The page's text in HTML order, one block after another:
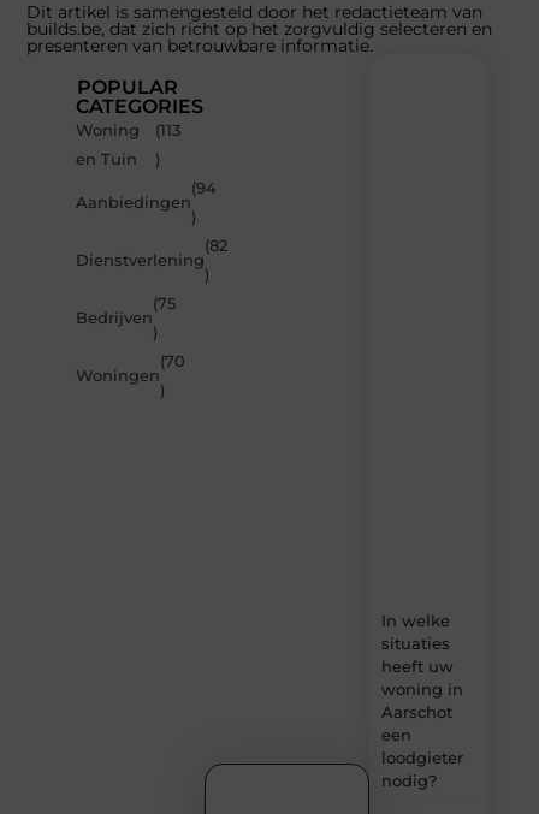
Dit artikel is samengesteld door het redactieteam van
builds.be, dat zich richt op het zorgvuldig selecteren en
presenteren van betrouwbare informatie.
POPULAR
CATEGORIES
Woning
en Tuin
(113
)
Aanbiedingen
(94
)
Dienstverlening
(82
)
Bedrijven
(75
)
Woningen
(70
)
In welke
situaties
heeft uw
woning in
Aarschot
een
loodgieter
nodig?